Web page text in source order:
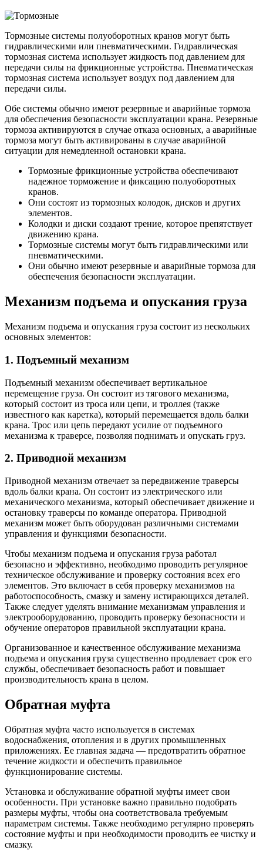
Тормозные системы полуоборотных кранов могут быть
гидравлическими или пневматическими. Гидравлическая
тормозная система использует жидкость под давлением для
передачи силы на фрикционные устройства. Пневматическая
тормозная система использует воздух под давлением для
передачи силы.
Обе системы обычно имеют резервные и аварийные тормоза
для обеспечения безопасности эксплуатации крана. Резервные
тормоза активируются в случае отказа основных, а аварийные
тормоза могут быть активированы в случае аварийной
ситуации для немедленной остановки крана.
Тормозные фрикционные устройства обеспечивают
надежное торможение и фиксацию полуоборотных
кранов.
Они состоят из тормозных колодок, дисков и других
элементов.
Колодки и диски создают трение, которое препятствует
движению крана.
Тормозные системы могут быть гидравлическими или
пневматическими.
Они обычно имеют резервные и аварийные тормоза для
обеспечения безопасности эксплуатации.
Механизм подъема и опускания груза
Механизм подъема и опускания груза состоит из нескольких
основных элементов:
1. Подъемный механизм
Подъемный механизм обеспечивает вертикальное
перемещение груза. Он состоит из тягового механизма,
который состоит из троса или цепи, и троллея (также
известного как каретка), который перемещается вдоль балки
крана. Трос или цепь передают усилие от подъемного
механизма к траверсе, позволяя поднимать и опускать груз.
2. Приводной механизм
Приводной механизм отвечает за передвижение траверсы
вдоль балки крана. Он состоит из электрического или
механического механизма, который обеспечивает движение и
остановку траверсы по команде оператора. Приводной
механизм может быть оборудован различными системами
управления и функциями безопасности.
Чтобы механизм подъема и опускания груза работал
безопасно и эффективно, необходимо проводить регулярное
техническое обслуживание и проверку состояния всех его
элементов. Это включает в себя проверку механизмов на
работоспособность, смазку и замену истирающихся деталей.
Также следует уделять внимание механизмам управления и
электрооборудованию, проводить проверку безопасности и
обучение операторов правильной эксплуатации крана.
Организованное и качественное обслуживание механизма
подъема и опускания груза существенно продлевает срок его
службы, обеспечивает безопасность работ и повышает
производительность крана в целом.
Обратная муфта
Обратная муфта часто используется в системах
водоснабжения, отопления и в других промышленных
приложениях. Ее главная задача — предотвратить обратное
течение жидкости и обеспечить правильное
функционирование системы.
Установка и обслуживание обратной муфты имеет свои
особенности. При установке важно правильно подобрать
размеры муфты, чтобы она соответствовала требуемым
параметрам системы. Также необходимо регулярно проверять
состояние муфты и при необходимости проводить ее чистку и
смазку.